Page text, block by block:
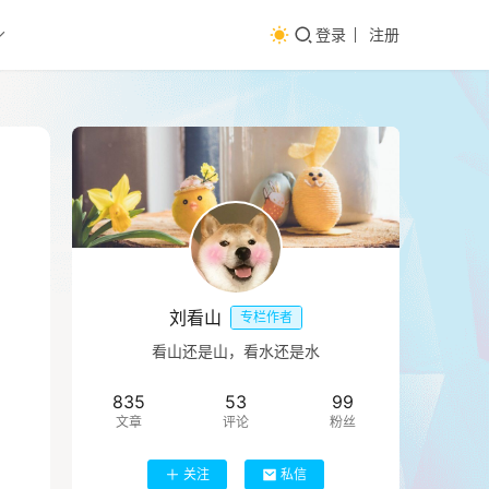
登录 注册
刘看山 专栏作者
看山还是山，看水还是水
835
文章
53
评论
99
粉丝
关注 私信